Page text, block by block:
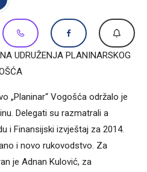
UDRUŽENJA PLANINARSKOG
„Planinar“ Vogošća održalo je
Delegati su razmatrali a
i Finansijski izvještaj za 2014.
i novo rukovodstvo. Za
je Adnan Kulović, za